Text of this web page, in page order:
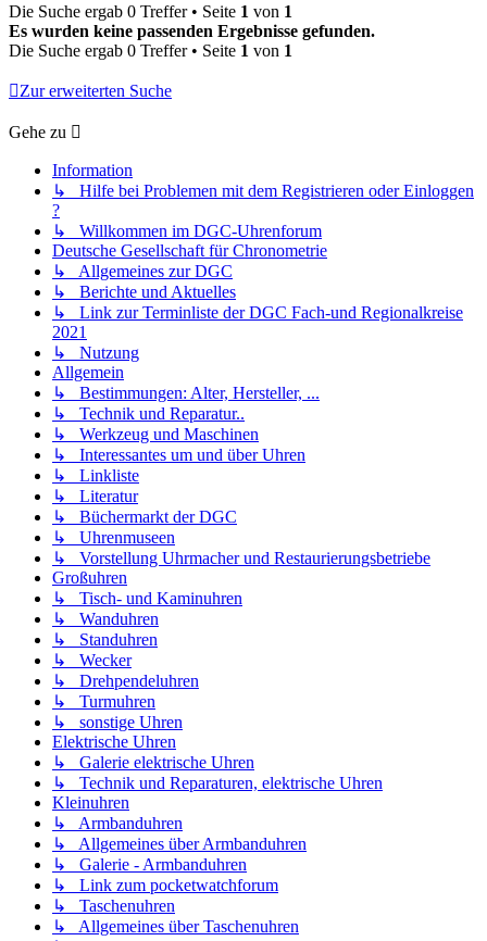
Die Suche ergab 0 Treffer • Seite 1 von 1
Es wurden keine passenden Ergebnisse gefunden.
Die Suche ergab 0 Treffer • Seite 1 von 1
Zur erweiterten Suche
Gehe zu
Information
↳ Hilfe bei Problemen mit dem Registrieren oder Einloggen
?
↳ Willkommen im DGC-Uhrenforum
Deutsche Gesellschaft für Chronometrie
↳ Allgemeines zur DGC
↳ Berichte und Aktuelles
↳ Link zur Terminliste der DGC Fach-und Regionalkreise
2021
↳ Nutzung
Allgemein
↳ Bestimmungen: Alter, Hersteller, ...
↳ Technik und Reparatur..
↳ Werkzeug und Maschinen
↳ Interessantes um und über Uhren
↳ Linkliste
↳ Literatur
↳ Büchermarkt der DGC
↳ Uhrenmuseen
↳ Vorstellung Uhrmacher und Restaurierungsbetriebe
Großuhren
↳ Tisch- und Kaminuhren
↳ Wanduhren
↳ Standuhren
↳ Wecker
↳ Drehpendeluhren
↳ Turmuhren
↳ sonstige Uhren
Elektrische Uhren
↳ Galerie elektrische Uhren
↳ Technik und Reparaturen, elektrische Uhren
Kleinuhren
↳ Armbanduhren
↳ Allgemeines über Armbanduhren
↳ Galerie - Armbanduhren
↳ Link zum pocketwatchforum
↳ Taschenuhren
↳ Allgemeines über Taschenuhren